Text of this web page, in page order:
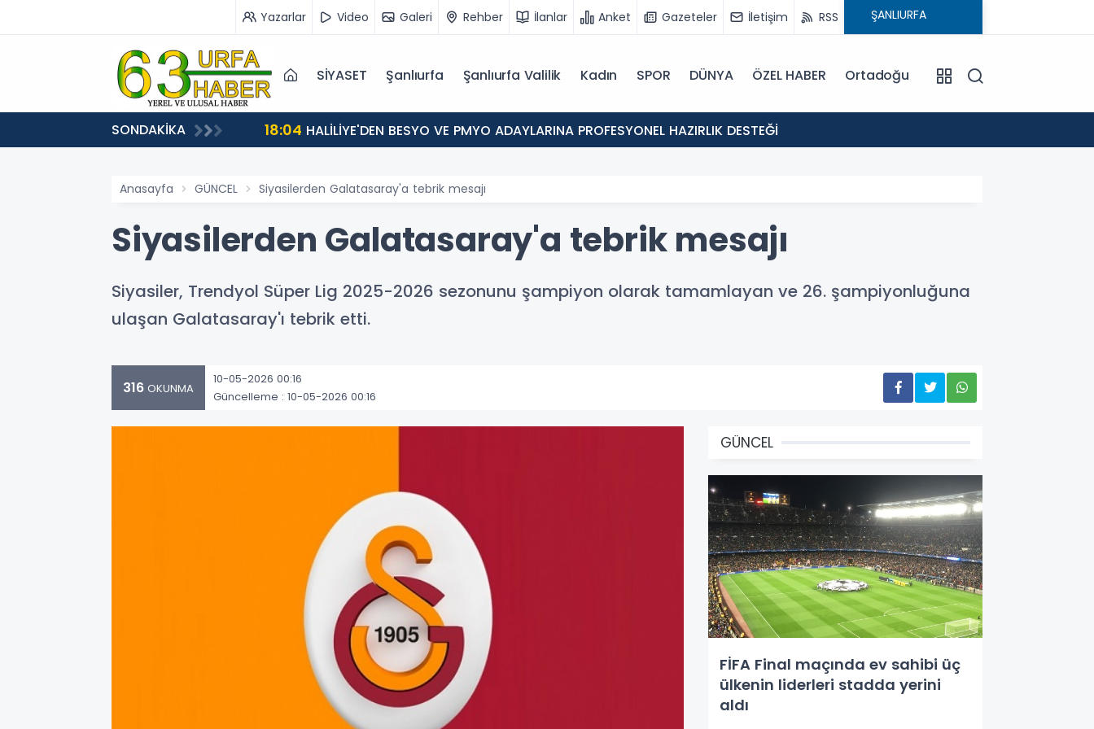
Yazarlar Video Galeri Rehber İlanlar Anket Gazeteler İletişim RSS
SİYASET Şanlıurfa Şanlıurfa Valilik Kadın SPOR DÜNYA ÖZEL HABER Ortadoğu
SONDAKİKA 18:04 HALİLİYE'DEN BESYO VE PMYO ADAYLARINA PROFESYONEL HAZIRLIK DESTEĞİ
Anasayfa GÜNCEL Siyasilerden Galatasaray'a tebrik mesajı
Siyasilerden Galatasaray'a tebrik mesajı
Siyasiler, Trendyol Süper Lig 2025-2026 sezonunu şampiyon olarak tamamlayan ve 26. şampiyonluğuna
ulaşan Galatasaray'ı tebrik etti.
316 OKUNMA
10-05-2026 00:16
Güncelleme : 10-05-2026 00:16
GÜNCEL
FİFA Final maçında ev sahibi üç
ülkenin liderleri stadda yerini
aldı